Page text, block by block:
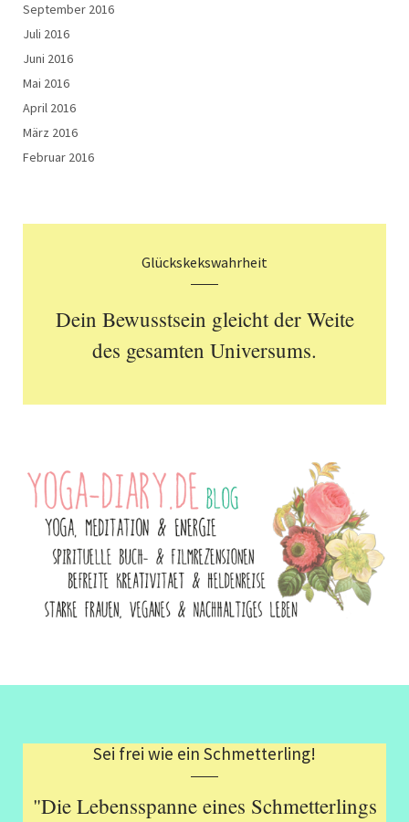
September 2016
Juli 2016
Juni 2016
Mai 2016
April 2016
März 2016
Februar 2016
Glückskekswahrheit
Dein Bewusstsein gleicht der Weite
des gesamten Universums.
Sei frei wie ein Schmetterling!
"Die Lebensspanne eines Schmetterlings